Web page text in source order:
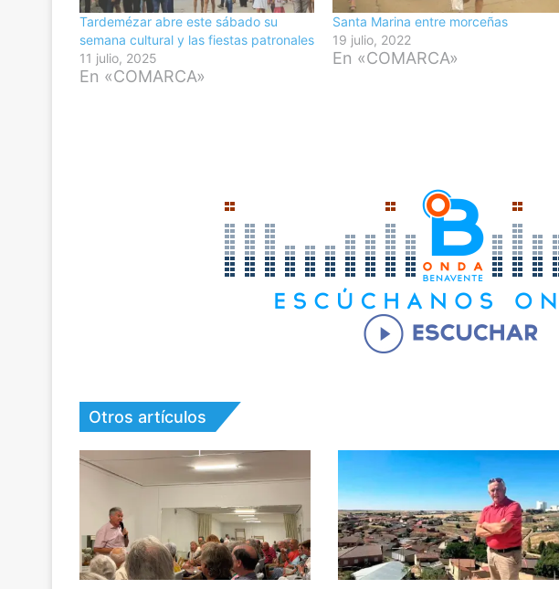
Tardemézar abre este sábado su
semana cultural y las fiestas patronales
11 julio, 2025
En «COMARCA»
Santa Marina entre morceñas
19 julio, 2022
En «COMARCA»
Otros artículos